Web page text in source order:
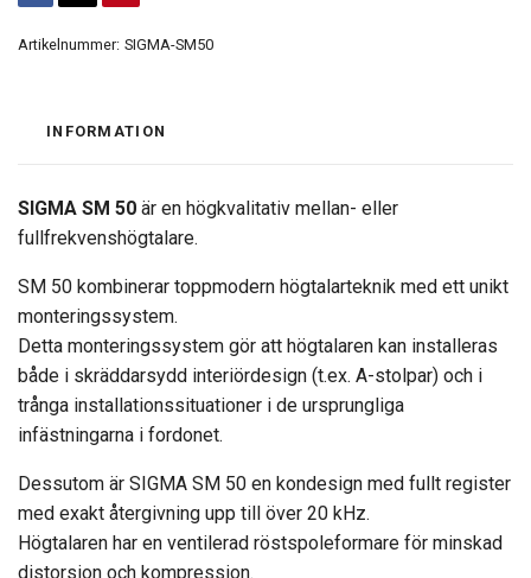
Artikelnummer: SIGMA-SM50
INFORMATION
SIGMA SM 50 är en högkvalitativ mellan- eller
fullfrekvenshögtalare.
SM 50 kombinerar toppmodern högtalarteknik med ett unikt
monteringssystem.
Detta monteringssystem gör att högtalaren kan installeras
både i skräddarsydd interiördesign (t.ex. A-stolpar) och i
trånga installationssituationer i de ursprungliga
infästningarna i fordonet.
Dessutom är SIGMA SM 50 en kondesign med fullt register
med exakt återgivning upp till över 20 kHz.
Högtalaren har en ventilerad röstspoleformare för minskad
distorsion och kompression.